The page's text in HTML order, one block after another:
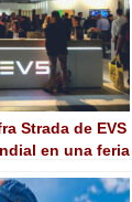
Strada de EVS
en una feria